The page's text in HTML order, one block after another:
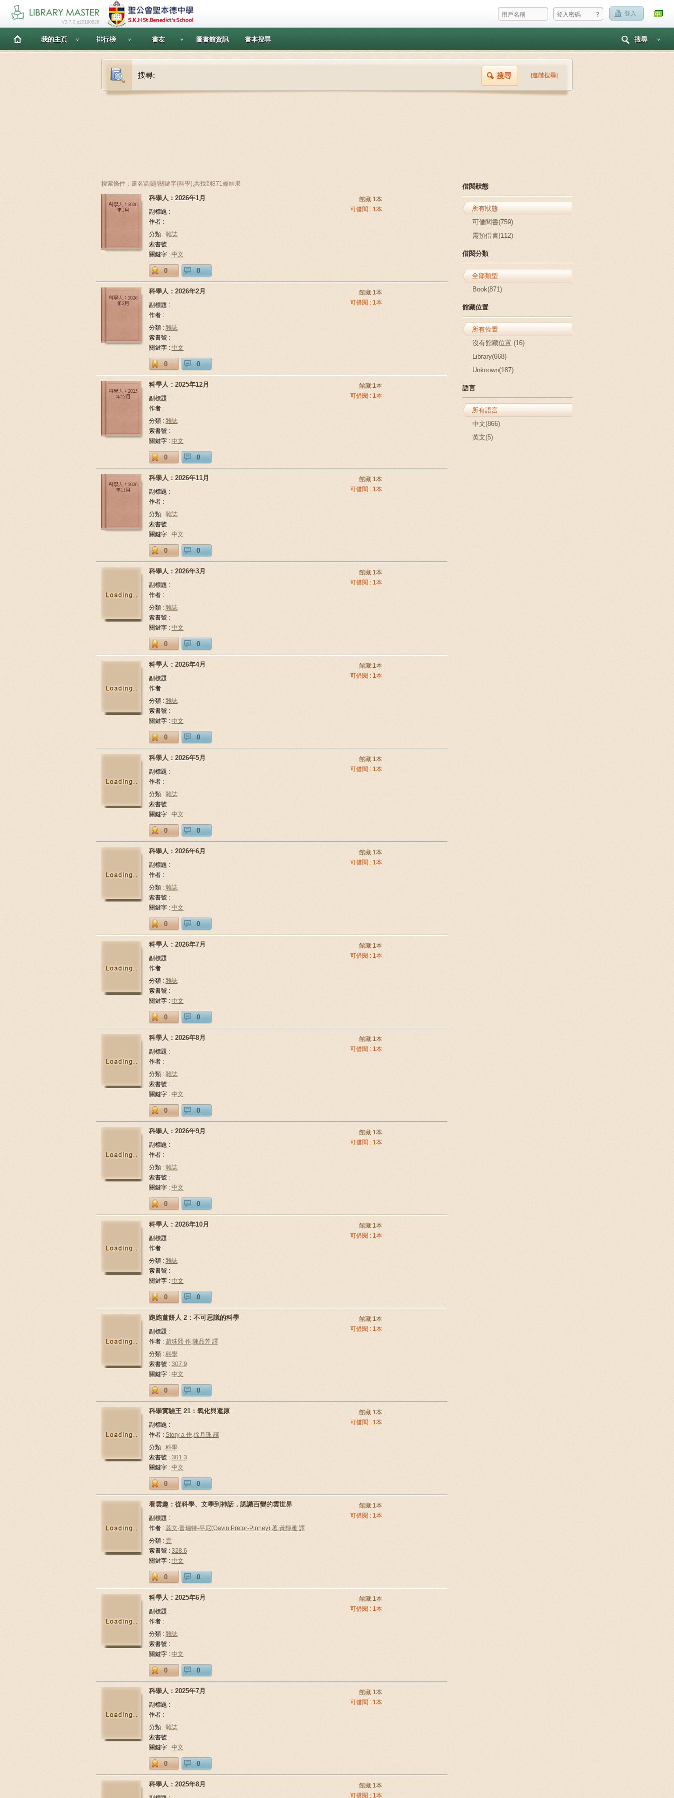
? 登入
V3.7.0 p20190826
我的主頁 排行榜 書友 圖書館資訊 書本搜尋 搜尋
搜尋: 搜尋 [進階搜尋]
搜索條件：書名\副題\關鍵字(科學),共找到871條結果
科學人：2026年1月
副標題 :
作者 :
分類 : 雜誌
索書號 :
關鍵字 : 中文
0 0
館藏:1本
可借閱 : 1本
科學人：2026年2月
副標題 :
作者 :
分類 : 雜誌
索書號 :
關鍵字 : 中文
0 0
館藏:1本
可借閱 : 1本
科學人：2025年12月
副標題 :
作者 :
分類 : 雜誌
索書號 :
關鍵字 : 中文
0 0
館藏:1本
可借閱 : 1本
科學人：2026年11月
副標題 :
作者 :
分類 : 雜誌
索書號 :
關鍵字 : 中文
0 0
館藏:1本
可借閱 : 1本
科學人：2026年3月
副標題 :
作者 :
分類 : 雜誌
索書號 :
關鍵字 : 中文
0 0
館藏:1本
可借閱 : 1本
科學人：2026年4月
副標題 :
作者 :
分類 : 雜誌
索書號 :
關鍵字 : 中文
0 0
館藏:1本
可借閱 : 1本
科學人：2026年5月
副標題 :
作者 :
分類 : 雜誌
索書號 :
關鍵字 : 中文
0 0
館藏:1本
可借閱 : 1本
科學人：2026年6月
副標題 :
作者 :
分類 : 雜誌
索書號 :
關鍵字 : 中文
0 0
館藏:1本
可借閱 : 1本
科學人：2026年7月
副標題 :
作者 :
分類 : 雜誌
索書號 :
關鍵字 : 中文
0 0
館藏:1本
可借閱 : 1本
科學人：2026年8月
副標題 :
作者 :
分類 : 雜誌
索書號 :
關鍵字 : 中文
0 0
館藏:1本
可借閱 : 1本
科學人：2026年9月
副標題 :
作者 :
分類 : 雜誌
索書號 :
關鍵字 : 中文
0 0
館藏:1本
可借閱 : 1本
科學人：2026年10月
副標題 :
作者 :
分類 : 雜誌
索書號 :
關鍵字 : 中文
0 0
館藏:1本
可借閱 : 1本
跑跑薑餅人 2：不可思議的科學
副標題 :
作者 : 趙珠熙 作,陳品芳 譯
分類 : 科學
索書號 : 307.9
關鍵字 : 中文
0 0
館藏:1本
可借閱 : 1本
科學實驗王 21：氧化與還原
副標題 :
作者 : Story a 作,徐月珠 譯
分類 : 科學
索書號 : 301.3
關鍵字 : 中文
0 0
館藏:1本
可借閱 : 1本
看雲趣：從科學、文學到神話，認識百變的雲世界
副標題 :
作者 : 蓋文‧普瑞特-平尼(Gavin Pretor-Pinney) 著,黃靜雅 譯
分類 : 雲
索書號 : 328.6
關鍵字 : 中文
0 0
館藏:1本
可借閱 : 1本
科學人：2025年6月
副標題 :
作者 :
分類 : 雜誌
索書號 :
關鍵字 : 中文
0 0
館藏:1本
可借閱 : 1本
科學人：2025年7月
副標題 :
作者 :
分類 : 雜誌
索書號 :
關鍵字 : 中文
0 0
館藏:1本
可借閱 : 1本
科學人：2025年8月
館藏:1本
可借閱 : 1本
借閱狀態
所有狀態
可借閱書(759)
需預借書(112)
借閱分類
全部類型
Book(871)
館藏位置
所有位置
沒有館藏位置 (16)
Library(668)
Unknown(187)
語言
所有語言
中文(866)
英文(5)